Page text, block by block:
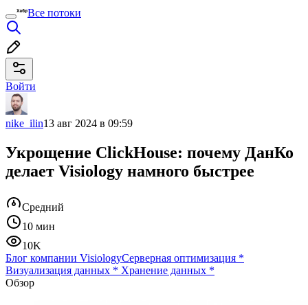
Все потоки
Войти
nike_ilin13 авг 2024 в 09:59
Укрощение ClickHouse: почему ДанКо
делает Visiology намного быстрее
Средний
10 мин
10K
Блог компании VisiologyСерверная оптимизация *
Визуализация данных * Хранение данных *
Обзор